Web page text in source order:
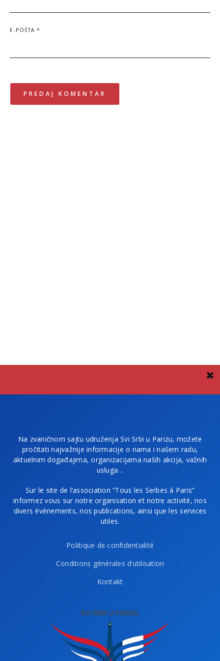
E-POŠTA *
Na zvaničnom sajtu udruženja Svi Srbi u Parizu, možete
pročitati najvažnije informacije o nama i našem radu,
aktuelnim događajima, organizacijama naših akcija, važnih
usluga…
Sur le site de l’association “Tous les Serbes à Paris”
informez vous sur notre organisation et notre activité, nos
divers événements, nos publications, ainsi que les services
utiles.
Politique de confidentialité
Conditions générales d’utilisation
Kontakt